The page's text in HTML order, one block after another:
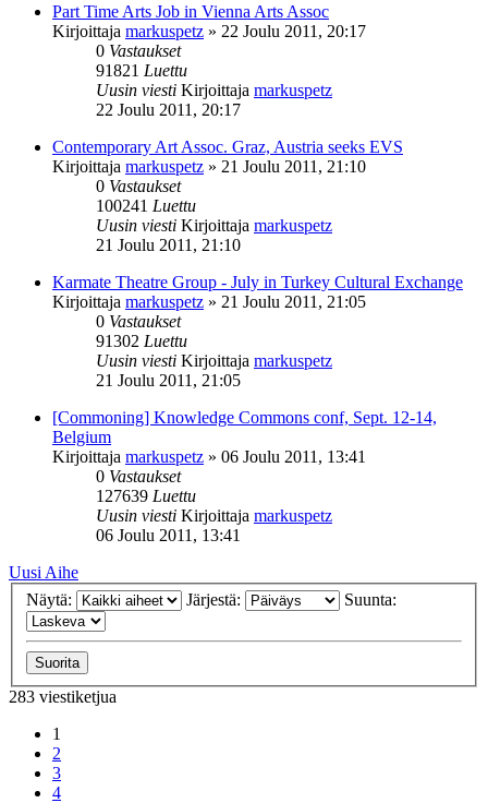
Part Time Arts Job in Vienna Arts Assoc
Kirjoittaja markuspetz » 22 Joulu 2011, 20:17
0 Vastaukset
91821 Luettu
Uusin viesti Kirjoittaja markuspetz
22 Joulu 2011, 20:17
Contemporary Art Assoc. Graz, Austria seeks EVS
Kirjoittaja markuspetz » 21 Joulu 2011, 21:10
0 Vastaukset
100241 Luettu
Uusin viesti Kirjoittaja markuspetz
21 Joulu 2011, 21:10
Karmate Theatre Group - July in Turkey Cultural Exchange
Kirjoittaja markuspetz » 21 Joulu 2011, 21:05
0 Vastaukset
91302 Luettu
Uusin viesti Kirjoittaja markuspetz
21 Joulu 2011, 21:05
[Commoning] Knowledge Commons conf, Sept. 12-14,
Belgium
Kirjoittaja markuspetz » 06 Joulu 2011, 13:41
0 Vastaukset
127639 Luettu
Uusin viesti Kirjoittaja markuspetz
06 Joulu 2011, 13:41
Uusi Aihe
Näytä:
Järjestä: Suunta:
283 viestiketjua
1
2
3
4